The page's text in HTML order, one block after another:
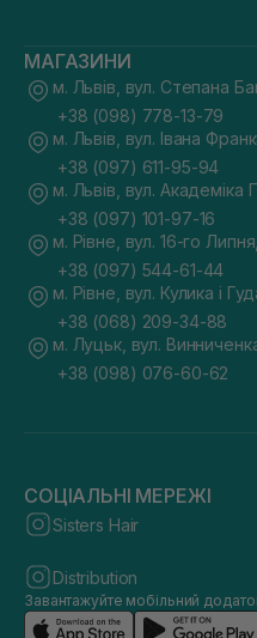
МАГАЗИНИ
м. Львів, вул. Степана
+38 (098) 778-13-79
м. Львів, вул. Івана
+38 (097) 611-95-94
м. Львів, вул. Академіка
+38 (097) 101-97-16
м. Рівне, вул. 16-го
+38 (097) 544-61-44
м. Рівне, вул. Кулика і
+38 (068) 209-34-88
м. Луцьк, вул.
+38 (098) 076-60-62
СОЦІАЛЬНІ МЕРЕЖІ
Sisters Hair
Distribution
Завантажуйте мобільний